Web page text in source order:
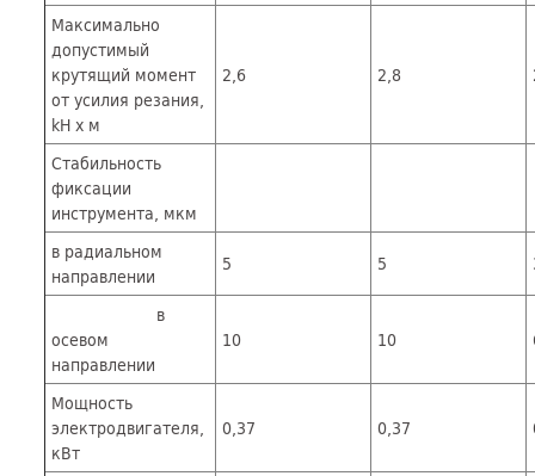
Максимально
допустимый
крутящий момент
от усилия резания,
kH х м
2,6 2,8
Стабильность
фиксации
инструмента, мкм
в радиальном
направлении
5 5
в
осевом
направлении
10 10
Мощность
электродвигателя,
кВт
0,37 0,37